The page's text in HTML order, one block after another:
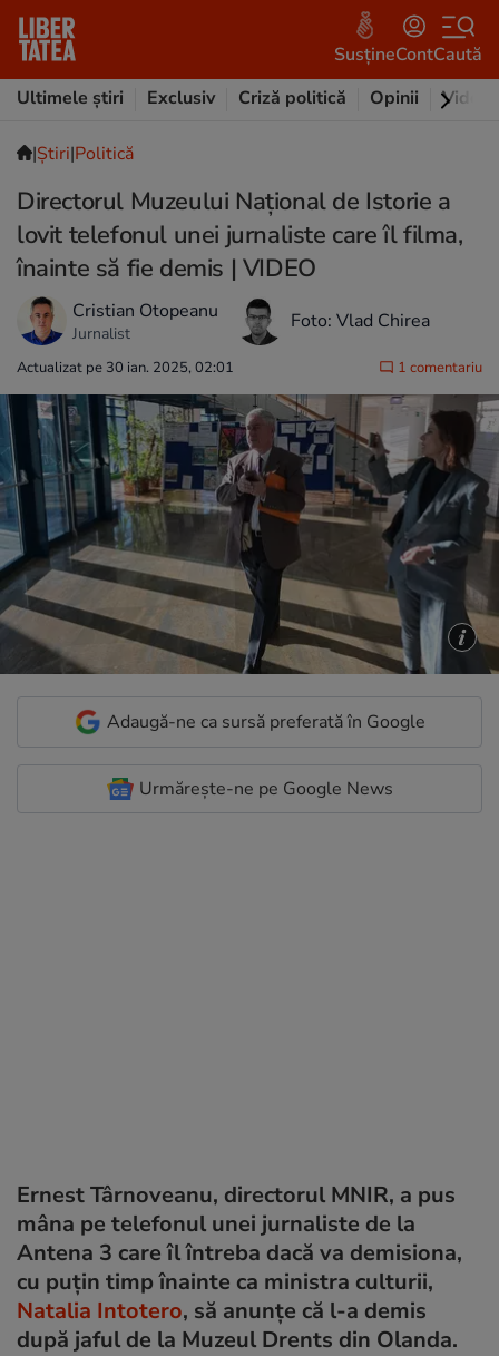
SusțineContCaută
Ultimele știri
Exclusiv Criză politică Opinii Video
|Ştiri|Politică
Directorul Muzeului Național de Istorie a
lovit telefonul unei jurnaliste care îl filma,
înainte să fie demis | VIDEO
Cristian Otopeanu
Jurnalist Foto: Vlad Chirea
Actualizat pe 30 ian. 2025, 02:01 1 comentariu
Adaugă-ne ca sursă preferată în Google
Urmărește-ne pe Google News
Ernest Târnoveanu, directorul MNIR, a pus
mâna pe telefonul unei jurnaliste de la
Antena 3 care îl întreba dacă va demisiona,
cu puțin timp înainte ca ministra culturii,
Natalia Intotero, să anunțe că l-a demis
după jaful de la Muzeul Drents din Olanda.